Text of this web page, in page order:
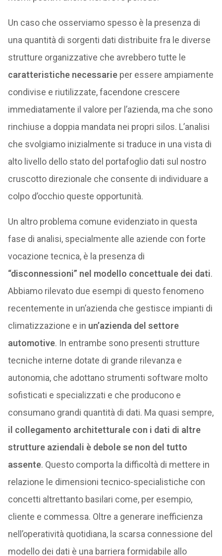
Un caso che osserviamo spesso è la presenza di
una quantità di sorgenti dati distribuite fra le diverse
strutture organizzative che avrebbero tutte le
caratteristiche necessarieper essere ampiamente
condivise e riutilizzate, facendone crescere
immediatamente il valore per l’azienda, ma che sono
rinchiuse a doppia mandata nei propri silos. L’analisi
che svolgiamo inizialmente si traduce in una vista di
alto livello dello stato del portafoglio dati sul nostro
cruscotto direzionale che consente di individuare a
colpo d’occhio queste opportunità.
Un altro problema comune evidenziato in questa
fase di analisi, specialmente alle aziende con forte
vocazione tecnica, è la presenza di
“disconnessioni” nel modello concettuale dei dati.
Abbiamo rilevato due esempi di questo fenomeno
recentemente in un’azienda che gestisce impianti di
climatizzazione e in un’azienda del settore
automotive. In entrambe sono presenti strutture
tecniche interne dotate di grande rilevanza e
autonomia, che adottano strumenti software molto
sofisticati e specializzati e che producono e
consumano grandi quantità di dati. Ma quasi sempre,
il collegamento architetturale con i dati di altre
strutture aziendali è debole se non del tutto
assente. Questo comporta la difficoltà di mettere in
relazione le dimensioni tecnico-specialistiche con
concetti altrettanto basilari come, per esempio,
cliente e commessa. Oltre a generare inefficienza
nell’operatività quotidiana, la scarsa connessione del
modello dei dati è una barriera formidabile allo